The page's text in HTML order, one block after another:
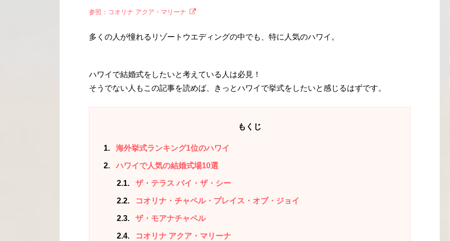
参照：コオリナ アクア・マリーナ
多くの人が憧れるリゾートウエディングの中でも、特に人気のハワイ。
ハワイで結婚式をしたいと考えている人は必見！
そうでない人もこの記事を読めば、きっとハワイで挙式をしたいと感じるはずです。
もくじ
1 海外挙式ランキング1位のハワイ
2 ハワイで人気の結婚式場10選
2.1 ザ・テラス バイ・ザ・シー
2.2 コオリナ・チャペル・プレイス・オブ・ジョイ
2.3 ザ・モアナチャペル
2.4 コオリナ アクア・マリーナ